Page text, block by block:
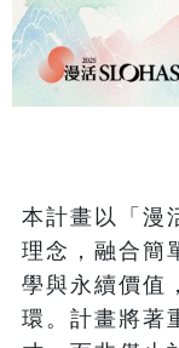
本計畫以「漫
理念，融合簡
學與永續價值
環。計畫將著